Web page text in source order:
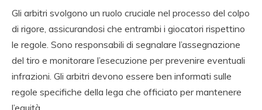
Gli arbitri svolgono un ruolo cruciale nel processo del colpo
di rigore, assicurandosi che entrambi i giocatori rispettino
le regole. Sono responsabili di segnalare l’assegnazione
del tiro e monitorare l’esecuzione per prevenire eventuali
infrazioni. Gli arbitri devono essere ben informati sulle
regole specifiche della lega che officiato per mantenere
l’equità.